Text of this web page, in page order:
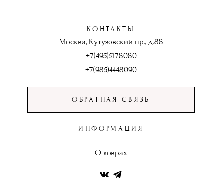
КОНТАКТЫ
Москва, Кутузовский пр., д.88
+7(495)5178080
+7(985)4448090
ОБРАТНАЯ СВЯЗЬ
ИНФОРМАЦИЯ
О коврах